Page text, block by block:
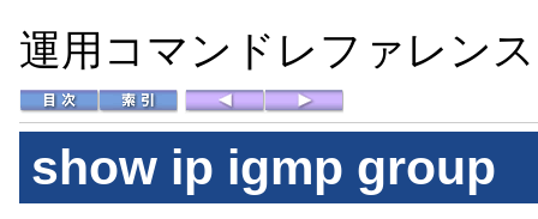
運用コマンドレファレン
show ip igmp group